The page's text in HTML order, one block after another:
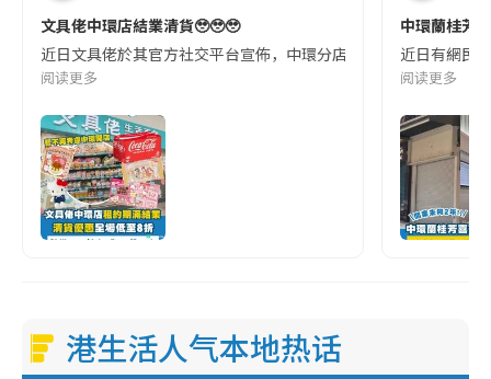
文具佬中環店結業清貨🥹🥹🥹
近日文具佬於其官方社交平台宣佈，中環分店因租約期滿正式結
阅读更多
中環蘭桂芳
近日有網民
阅读更多
港生活人气本地热话